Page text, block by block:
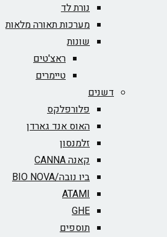
נורת לד
מערכות תאורה מלאות
ראצ'טים
טיימרים
דשנים
פלורפלקס
האוס אנד גארדן
זלמנסון
ביו נובה/BIO NOVA‏
ATAMI
תוספים